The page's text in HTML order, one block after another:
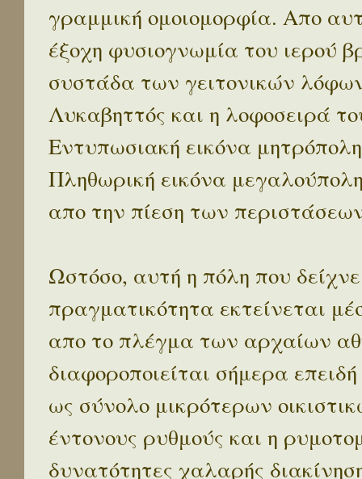
γραμμική ομοιομορφία. Απο
έξοχη φυσιογνωμία του ιερού
συστάδα των γειτονικών
Λυκαβηττός και η λοφοσειρά
Εντυπωσιακή εικόνα
Πληθωρική εικόνα
απο την πίεση των
Ωστόσο, αυτή η πόλη που
πραγματικότητα εκτείνεται
απο το πλέγμα των αρχαίων
διαφοροποιείται σήμερα
ως σύνολο μικρότερων
έντονους ρυθμούς και η
δυνατότητες χαλαρής